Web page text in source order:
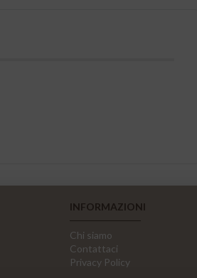
INFORMAZIONI
Chi siamo
Contattaci
Privacy Policy